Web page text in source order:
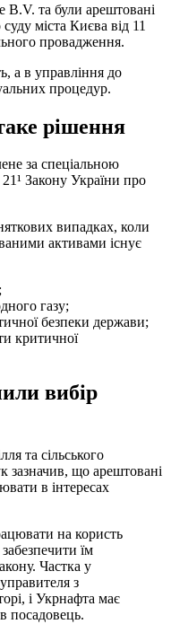
B.V. та були арештовані
міста Києва від 11
провадження.
а в управління до
процедур.
рішення
за спеціальною
Закону України про
випадках, коли
активами існує
газу;
безпеки держави;
критичної
вибір
та сільського
зазначив, що арештовані
в інтересах
на користь
їм
Частка у
з
і Укрнафта має
посадовець.